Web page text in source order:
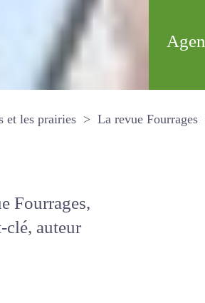
et les prairies La revue
par